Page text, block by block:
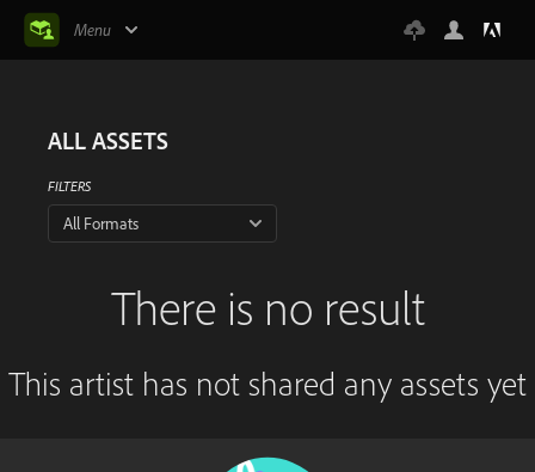
Menu
ALL ASSETS
FILTERS
All Formats
There is no result
This artist has not shared any assets yet